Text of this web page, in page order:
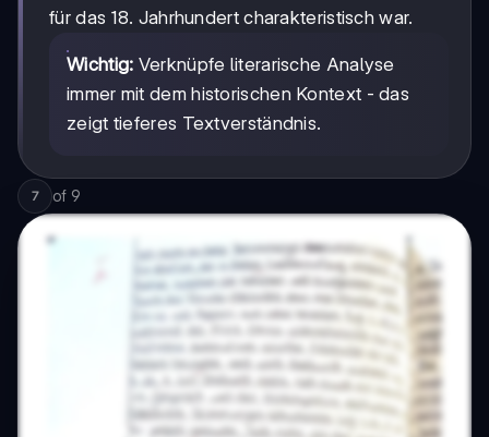
für das 18. Jahrhundert charakteristisch war.
Wichtig: Verknüpfe literarische Analyse
immer mit dem historischen Kontext - das
zeigt tieferes Textverständnis.
7 of 9